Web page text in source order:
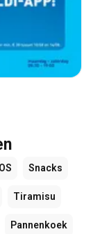
Snacks
Tiramisu
Pannenkoek